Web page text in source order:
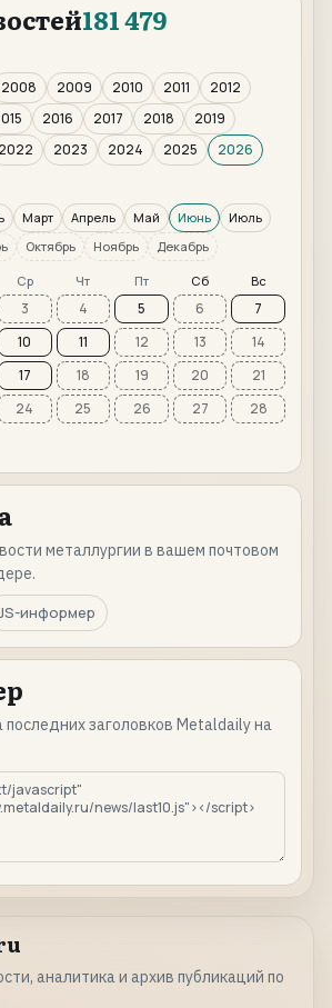
181 479
2008 2009 2010 2011
2012
2016 2017 2018
2019
2022 2023 2024 2025
2026
Март Апрель Май Июнь
Июль
Октябрь Ноябрь Декабрь
Ср Чт Пт Сб Вс
3 4 5 6
7
10 11 12 13
14
17 18 19 20
21
24 25 26 27
28
металлургии в вашем почтовом
информер
заголовков Metaldaily на
аналитика и архив публикаций по